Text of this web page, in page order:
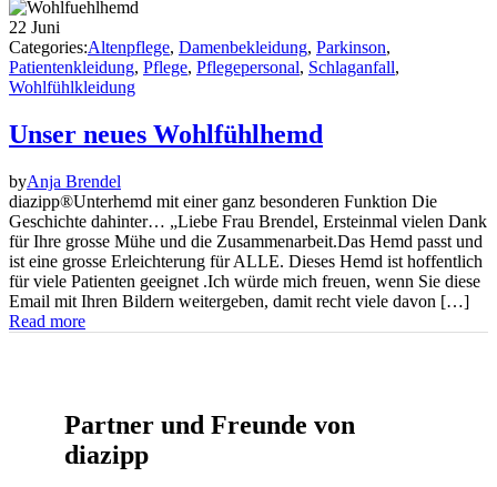
22 Juni
Categories:Altenpflege, Damenbekleidung, Parkinson,
Patientenkleidung, Pflege, Pflegepersonal, Schlaganfall,
Wohlfühlkleidung
Unser neues Wohlfühlhemd
byAnja Brendel
diazipp®Unterhemd mit einer ganz besonderen Funktion Die
Geschichte dahinter… „Liebe Frau Brendel, Ersteinmal vielen Dank
für Ihre grosse Mühe und die Zusammenarbeit.Das Hemd passt und
ist eine grosse Erleichterung für ALLE. Dieses Hemd ist hoffentlich
für viele Patienten geeignet .Ich würde mich freuen, wenn Sie diese
Email mit Ihren Bildern weitergeben, damit recht viele davon […]
Read more
Partner und Freunde von
diazipp